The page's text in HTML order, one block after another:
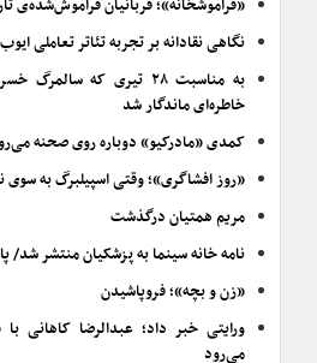
«فراموشخانه»؛ قربانیان فراموش‌شده‌ی
نگاهی نقادانه بر تجربه تئاتر تعاملی
به مناسبت ۲۸ تیری که
خاطره‌ای ماندگار شد
کمدی «مادرکیو» دوباره روی صحنه
«روز افشاگری»؛ وقتی اسپیلبرگ به سوی
مریم همتیان درگذشت
نامه خانه سینما به پزشکیان منتشر
«زن و بچه»؛ فروپاشیدن
ورایتی خبر داد؛ عبدالرضا کاهانی
می‌رود